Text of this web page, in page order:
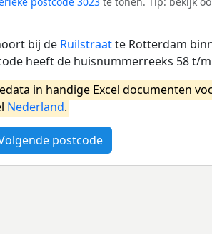
bij de Ruilstraatte Rotterdam
heeft de huisnummerreeks 58 t/m
in handige Excel documenten
Nederland.
postcode